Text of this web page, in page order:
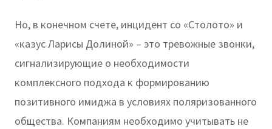
Но, в конечном счете, инцидент со «Столото» и
«казус Ларисы Долиной» – это тревожные звонки,
сигнализирующие о необходимости
комплексного подхода к формированию
позитивного имиджа в условиях поляризованного
общества. Компаниям необходимо учитывать не